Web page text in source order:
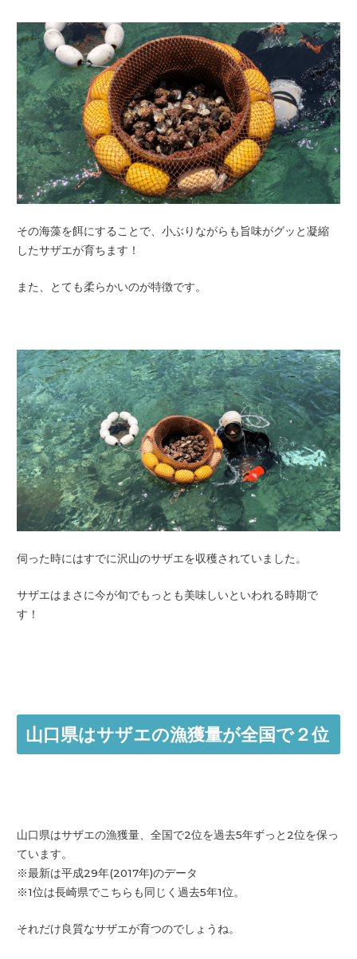
その海藻を餌にすることで、小ぶりながらも旨味がグッと凝縮
したサザエが育ちます！
また、とても柔らかいのが特徴です。
伺った時にはすでに沢山のサザエを収穫されていました。
サザエはまさに今が旬でもっとも美味しいといわれる時期で
す！
山口県はサザエの漁獲量が全国で２位
山口県はサザエの漁獲量、全国で2位を過去5年ずっと2位を保っ
ています。
※最新は平成29年(2017年)のデータ
※1位は長崎県でこちらも同じく過去5年1位。
それだけ良質なサザエが育つのでしょうね。